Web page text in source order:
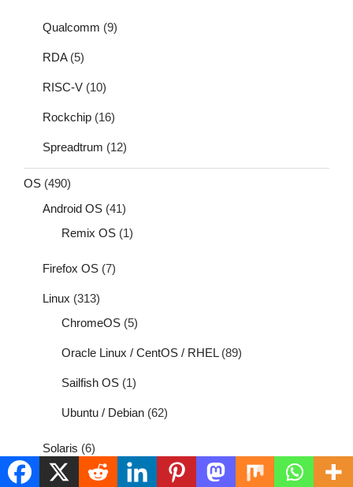
Qualcomm (9)
RDA(5)
RISC-V (10)
Rockchip (16)
Spreadtrum (12)
OS (490)
Android OS (41)
Remix OS (1)
Firefox OS (7)
Linux (313)
ChromeOS (5)
Oracle Linux / CentOS / RHEL(89)
Sailfish OS (1)
Ubuntu / Debian (62)
Solaris (6)
UbuntuTouch